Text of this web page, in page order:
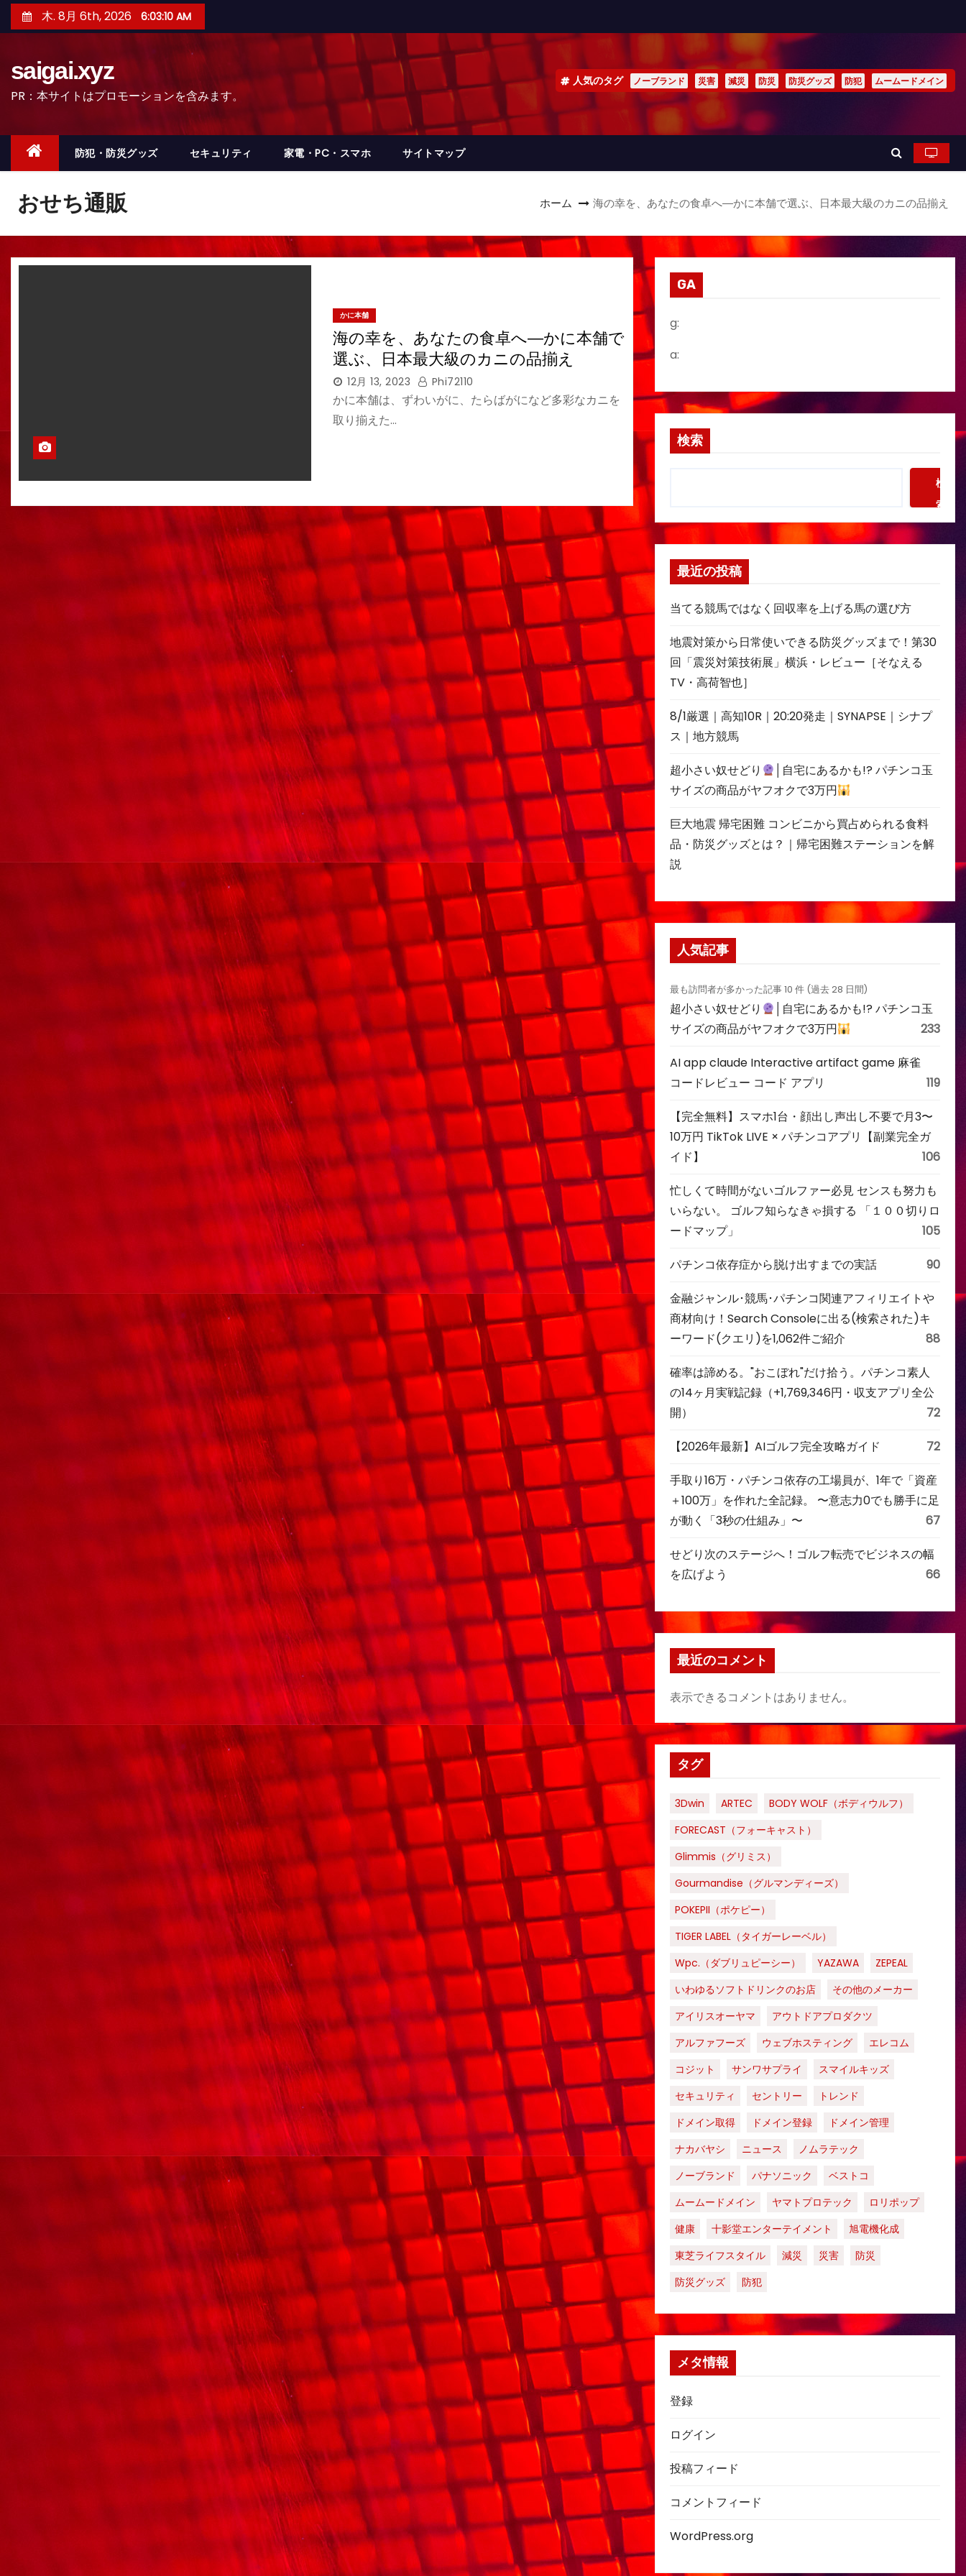
ン
ッ
木. 8月 6th, 2026 6:03:13 AM
saigai.xyz
PR：本サイトはプロモーションを含みます。
人気のタグ ノーブランド 災害 減災 防災 防災グッズ 防犯 ムームードメイン
防犯・防災グッズ セキュリティ 家電・PC・スマホ サイトマップ
おせち通販 ホーム 海の幸を、あなたの食卓へ―かに本舗で選ぶ、日本最大級のカニの品揃え
かに本舗
海の幸を、あなたの食卓へ―かに本舗で
選ぶ、日本最大級のカニの品揃え
12月 13, 2023 Phi72110
かに本舗は、ずわいがに、たらばがになど多彩なカニを
取り揃えた…
GA
g:
a:
検索
検
索
最近の投稿
当てる競馬ではなく回収率を上げる馬の選び方
地震対策から日常使いできる防災グッズまで！第30
回「震災対策技術展」横浜・レビュー［そなえる
TV・高荷智也］
8/1厳選｜高知10R｜20:20発走｜SYNAPSE｜シナプ
ス｜地方競馬
超小さい奴せどり
│自宅にあるかも!? パチンコ玉
サイズの商品がヤフオクで3万円
巨大地震 帰宅困難 コンビニから買占められる食料
品・防災グッズとは？｜帰宅困難ステーションを解
説
人気記事
最も訪問者が多かった記事 10 件 (過去 28 日間)
超小さい奴せどり
│自宅にあるかも!? パチンコ玉
サイズの商品がヤフオクで3万円
233
AI app claude Interactive artifact game 麻雀
コードレビュー コード アプリ
119
【完全無料】スマホ1台・顔出し声出し不要で月3〜
10万円 TikTok LIVE × パチンコアプリ【副業完全ガ
イド】
106
忙しくて時間がないゴルファー必見 センスも努力も
いらない。 ゴルフ知らなきゃ損する 「１００切りロ
ードマップ」
105
パチンコ依存症から脱け出すまでの実話 90
金融ジャンル･競馬･パチンコ関連アフィリエイトや
商材向け！Search Consoleに出る(検索された)キ
ーワード(クエリ)を1,062件ご紹介
88
確率は諦める。"おこぼれ"だけ拾う。パチンコ素人
の14ヶ月実戦記録（+1,769,346円・収支アプリ全公
開）
72
【2026年最新】AIゴルフ完全攻略ガイド 72
手取り16万・パチンコ依存の工場員が、1年で「資産
＋100万」を作れた全記録。 〜意志力0でも勝手に足
が動く「3秒の仕組み」〜
67
せどり次のステージへ！ゴルフ転売でビジネスの幅
を広げよう
66
最近のコメント
表示できるコメントはありません。
タグ
3Dwin ARTEC
BODY WOLF（ボディウルフ）
FORECAST（フォーキャスト）
Glimmis（グリミス）
Gourmandise（グルマンディーズ）
POKEPII（ポケピー）
TIGER LABEL（タイガーレーベル）
Wpc.（ダブリュピーシー）
YAZAWA
ZEPEAL
いわゆるソフトドリンクのお店
その他のメーカー
アイリスオーヤマ
アウトドアプロダクツ
アルファフーズ
ウェブホスティング
エレコム
コジット
サンワサプライ
スマイルキッズ
セキュリティ
セントリー
トレンド
ドメイン取得
ドメイン登録
ドメイン管理
ナカバヤシ
ニュース
ノムラテック
ノーブランド
パナソニック
ベストコ
ムームードメイン
ヤマトプロテック
ロリポップ
健康
十影堂エンターテイメント
旭電機化成
東芝ライフスタイル
減災 災害
防災
防災グッズ
防犯
メタ情報
登録
ログイン
投稿フィード
コメントフィード
WordPress.org